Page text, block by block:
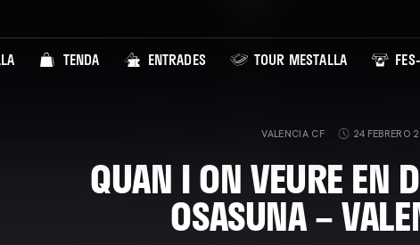
TENDA ENTRADES TOUR MESTALLA
VALENCIA CF 24 FEBRERO
QUAN I ON VEURE EN
OSASUNA –